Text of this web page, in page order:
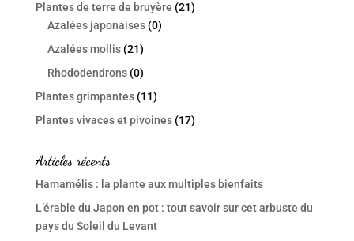
Plantes de terre de bruyère (21)
Azalées japonaises (0)
Azalées mollis (21)
Rhododendrons (0)
Plantes grimpantes (11)
Plantes vivaces et pivoines (17)
Articles récents
Hamamélis : la plante aux multiples bienfaits
L’érable du Japon en pot : tout savoir sur cet arbuste du
pays du Soleil du Levant